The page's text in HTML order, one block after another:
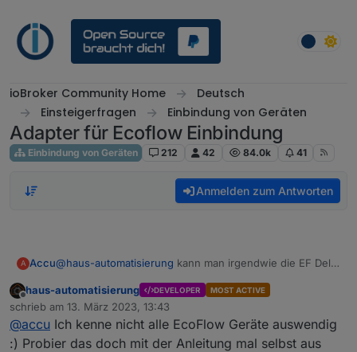
ioBroker Community Home
Deutsch
Einsteigerfragen
Einbindung von Geräten
Adapter für Ecoflow Einbindung
Einbindung von Geräten 212 42 84.0k 41
Anmelden zum Antworten
A Accu@haus-automatisierung kann man irgendwie die EF Delta
Ich würde gerne die Leistung eines PV Panels -
gemessen durch ein Shelly Plus 1 PM - und wenn dieser
mehr Leistung bekommt, die AC Ladung der Delta Pro
erhöhen.
Offline
haus-automatisierung DEVELOPER MOST ACTIVE
schrieb am 13. März 2023, 13:43
zuletzt editiert von
@accu Ich kenne nicht alle EcoFlow Geräte auswendig
:) Probier das doch mit der Anleitung mal selbst aus